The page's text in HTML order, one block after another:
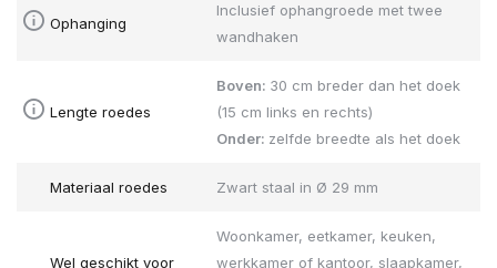
Ophanging
Inclusief ophangroede met twee
wandhaken
Lengte roedes
Boven: 30 cm breder dan het doek
(15 cm links en rechts)
Onder: zelfde breedte als het doek
Materiaal roedes Zwart staal in Ø 29 mm
Wel geschikt voor
Woonkamer, eetkamer, keuken,
werkkamer of kantoor, slaapkamer,